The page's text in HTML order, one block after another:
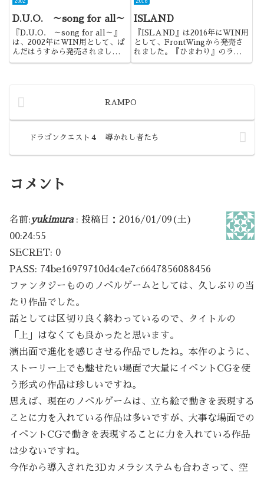
2002
D.U.O. ～song for all～
『D.U.O. ～song for all～』
は、2002年にWIN用として、ぱ
んだはうすから発売されました。
雰囲気の良い作品で、特に主題歌
2016
ISLAND
『ISLAND』は2016年にWIN用
として、FrontWingから発売さ
れました。『ひまわり』のライタ
ーによる6年ぶりの新作というこ
RAMPO
ドラゴンクエスト４ 導かれし者たち
コメント
名前:yukimura: 投稿日：2016/01/09(土)
00:24:55
SECRET: 0
PASS: 74be16979710d4c4e7c6647856088456
ファンタジーもののノベルゲームとしては、久しぶりの当
たり作品でした。
話としては区切り良く終わっているので、タイトルの
「上」はなくても良かったと思います。
演出面で進化を感じさせる作品でしたね。本作のように、
ストーリー上でも魅せたい場面で大量にイベントCGを使
う形式の作品は珍しいですね。
思えば、現在のノベルゲームは、立ち絵で動きを表現する
ことに力を入れている作品は多いですが、大事な場面での
イベントCGで動きを表現することに力を入れている作品
は少ないですね。
今作から導入された3Dカメラシステムも合わさって、空